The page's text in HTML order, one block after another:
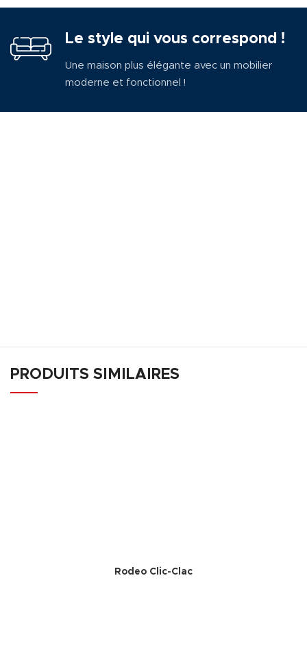
Le style qui vous correspond !
Une maison plus élégante avec un mobilier
moderne et fonctionnel !
PRODUITS SIMILAIRES
Rodeo Clic-Clac